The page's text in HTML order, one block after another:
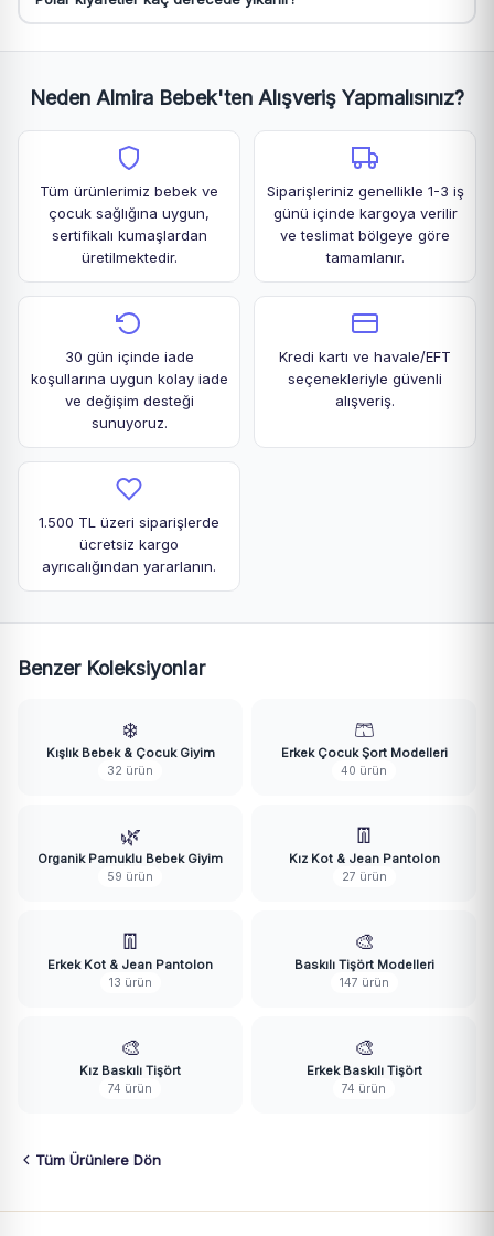
Neden Almira Bebek'ten Alışveriş Yapmalısınız?
Tüm ürünlerimiz bebek ve
çocuk sağlığına uygun,
sertifikalı kumaşlardan
üretilmektedir.
Siparişleriniz genellikle 1-3 iş
günü içinde kargoya verilir
ve teslimat bölgeye göre
tamamlanır.
30 gün içinde iade
koşullarına uygun kolay iade
ve değişim desteği
sunuyoruz.
Kredi kartı ve havale/EFT
seçenekleriyle güvenli
alışveriş.
1.500 TL üzeri siparişlerde
ücretsiz kargo
ayrıcalığından yararlanın.
Benzer Koleksiyonlar
❄️
Kışlık Bebek & Çocuk Giyim
32 ürün
🩳
Erkek Çocuk Şort Modelleri
40 ürün
🌿
Organik Pamuklu Bebek Giyim
59 ürün
👖
Kız Kot & Jean Pantolon
27 ürün
👖
Erkek Kot & Jean Pantolon
13 ürün
🎨
Baskılı Tişört Modelleri
147 ürün
🎨
Kız Baskılı Tişört
74 ürün
🎨
Erkek Baskılı Tişört
74 ürün
Tüm Ürünlere Dön